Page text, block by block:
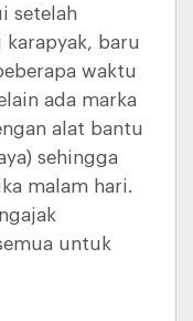
setelah
baru
waktu
ada marka
alat bantu
sehingga
malam hari.
untuk